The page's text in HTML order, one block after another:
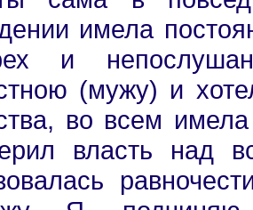
имела
и
(мужу) и
во всем
власть над